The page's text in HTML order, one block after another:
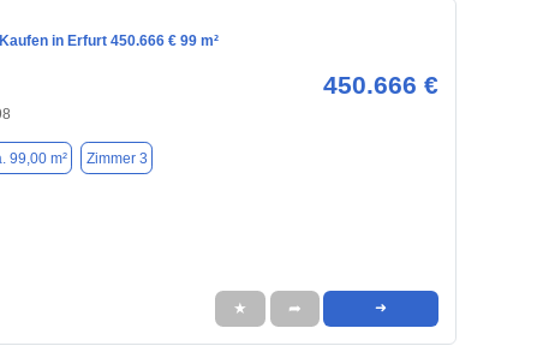
in Erfurt 450.666 € 99 m²
450.666 €
99,00 m² Zimmer 3
★ ➦ ➜